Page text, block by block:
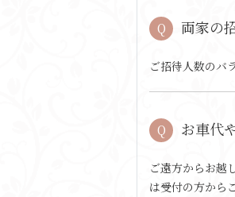
両家の
ご招待人数のバ
お車代
ご遠方からお越
は受付の方から